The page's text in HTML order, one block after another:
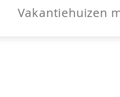
Vakantiehuizen